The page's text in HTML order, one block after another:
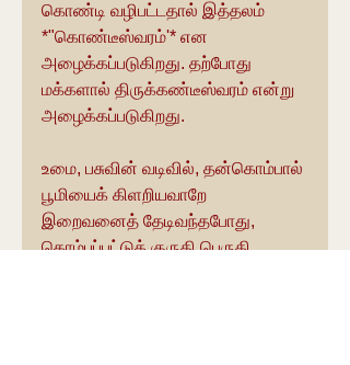
கொண்டி வழிபட்டதால் இத்தலம்
*"கொண்டீஸ்வரம்'* என
அழைக்கப்படுகிறது. தற்போது
மக்களால் திருக்கண்டீஸ்வரம் என்று
அழைக்கப்படுகிறது.
உமை, பசுவின் வடிவில், தன்கொம்பால்
பூமியைக் கிளறியவாறே
இறைவனைத் தேடிவந்தபோது,
கொம்புப்பட்டுக் குருதி பெருகி